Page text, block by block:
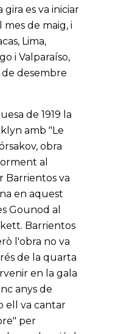
es va iniciar
de maig, i
Lima,
i Valparaíso,
de desembre
de 1919 la
amb "Le
obra
al
Barrientos va
en aquest
Gounod al
Barrientos
l'obra no va
de la quarta
en la gala
anys de
ell va cantar
per